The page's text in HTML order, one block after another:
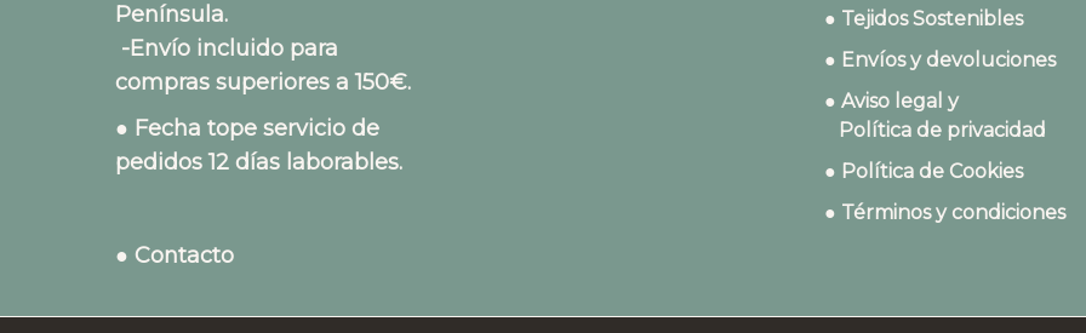
Península.
-Envío incluido para
compras superiores a 150€.
● Fecha tope servicio de
pedidos 12 días laborables.
● Contacto
● Tejidos Sostenibles
● Envíos y devoluciones
● Aviso legal y
Política de privacidad
● Política de Cookies
● Términos y condiciones